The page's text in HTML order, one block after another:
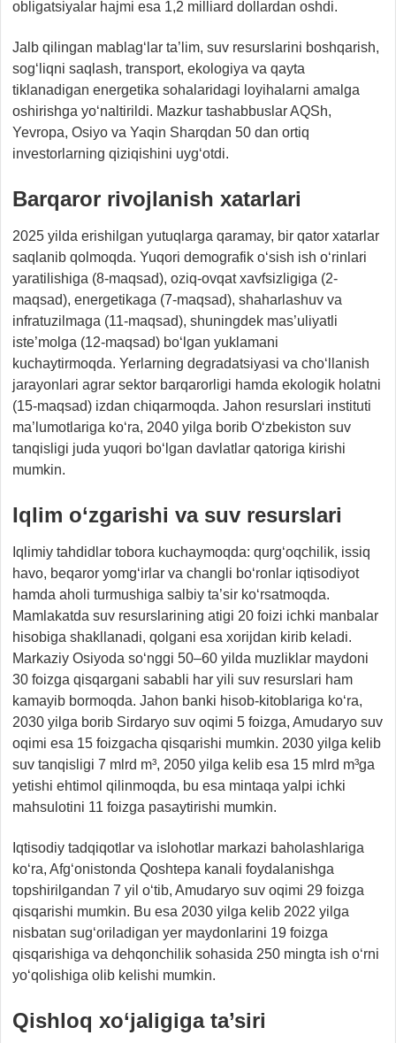
obligatsiyalar hajmi esa 1,2 milliard dollardan oshdi.
Jalb qilingan mablag‘lar ta’lim, suv resurslarini boshqarish,
sog‘liqni saqlash, transport, ekologiya va qayta
tiklanadigan energetika sohalaridagi loyihalarni amalga
oshirishga yo‘naltirildi. Mazkur tashabbuslar AQSh,
Yevropa, Osiyo va Yaqin Sharqdan 50 dan ortiq
investorlarning qiziqishini uyg‘otdi.
Barqaror rivojlanish xatarlari
2025 yilda erishilgan yutuqlarga qaramay, bir qator xatarlar
saqlanib qolmoqda. Yuqori demografik o‘sish ish o‘rinlari
yaratilishiga (8-maqsad), oziq-ovqat xavfsizligiga (2-
maqsad), energetikaga (7-maqsad), shaharlashuv va
infratuzilmaga (11-maqsad), shuningdek mas’uliyatli
iste’molga (12-maqsad) bo‘lgan yuklamani
kuchaytirmoqda. Yerlarning degradatsiyasi va cho‘llanish
jarayonlari agrar sektor barqarorligi hamda ekologik holatni
(15-maqsad) izdan chiqarmoqda. Jahon resurslari instituti
ma’lumotlariga ko‘ra, 2040 yilga borib O‘zbekiston suv
tanqisligi juda yuqori bo‘lgan davlatlar qatoriga kirishi
mumkin.
Iqlim o‘zgarishi va suv resurslari
Iqlimiy tahdidlar tobora kuchaymoqda: qurg‘oqchilik, issiq
havo, beqaror yomg‘irlar va changli bo‘ronlar iqtisodiyot
hamda aholi turmushiga salbiy ta’sir ko‘rsatmoqda.
Mamlakatda suv resurslarining atigi 20 foizi ichki manbalar
hisobiga shakllanadi, qolgani esa xorijdan kirib keladi.
Markaziy Osiyoda so‘nggi 50–60 yilda muzliklar maydoni
30 foizga qisqargani sababli har yili suv resurslari ham
kamayib bormoqda. Jahon banki hisob-kitoblariga ko‘ra,
2030 yilga borib Sirdaryo suv oqimi 5 foizga, Amudaryo suv
oqimi esa 15 foizgacha qisqarishi mumkin. 2030 yilga kelib
suv tanqisligi 7 mlrd m³, 2050 yilga kelib esa 15 mlrd m³ga
yetishi ehtimol qilinmoqda, bu esa mintaqa yalpi ichki
mahsulotini 11 foizga pasaytirishi mumkin.
Iqtisodiy tadqiqotlar va islohotlar markazi baholashlariga
ko‘ra, Afg‘onistonda Qoshtepa kanali foydalanishga
topshirilgandan 7 yil o‘tib, Amudaryo suv oqimi 29 foizga
qisqarishi mumkin. Bu esa 2030 yilga kelib 2022 yilga
nisbatan sug‘oriladigan yer maydonlarini 19 foizga
qisqarishiga va dehqonchilik sohasida 250 mingta ish o‘rni
yo‘qolishiga olib kelishi mumkin.
Qishloq xo‘jaligiga ta’siri